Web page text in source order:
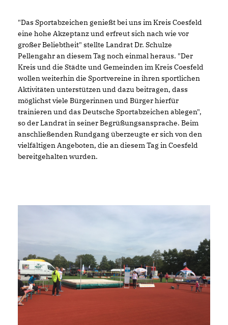
"Das Sportabzeichen genießt bei uns im Kreis Coesfeld
eine hohe Akzeptanz und erfreut sich nach wie vor
großer Beliebtheit" stellte Landrat Dr. Schulze
Pellengahr an diesem Tag noch einmal heraus. "Der
Kreis und die Städte und Gemeinden im Kreis Coesfeld
wollen weiterhin die Sportvereine in ihren sportlichen
Aktivitäten unterstützen und dazu beitragen, dass
möglichst viele Bürgerinnen und Bürger hierfür
trainieren und das Deutsche Sportabzeichen ablegen",
so der Landrat in seiner Begrüßungsansprache. Beim
anschließenden Rundgang überzeugte er sich von den
vielfältigen Angeboten, die an diesem Tag in Coesfeld
bereitgehalten wurden.